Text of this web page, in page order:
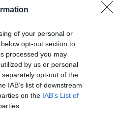
of your personal or
opt-out section to
processed you may
by us or personal
opt-out of the
IAB’s list of downstream
on the IAB’s List of